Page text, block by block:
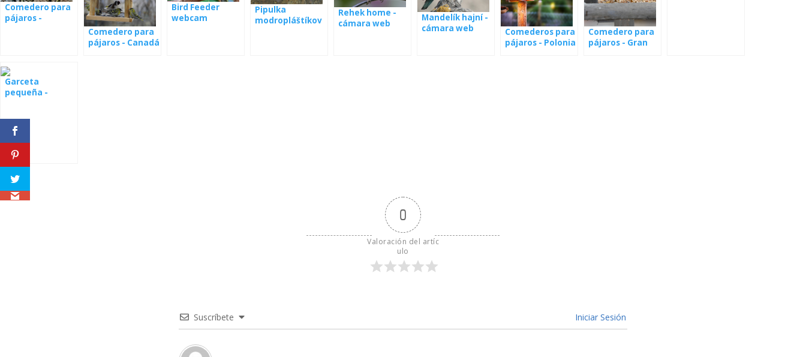
Comedero para
pájaros -
Comedero para
pájaros - Canadá
Bird Feeder
webcam
Pipulka
modropláštíkov
Rehek home -
cámara web
Mandelík hajní -
cámara web
Comederos para
pájaros - Polonia
Comedero para
pájaros - Gran
Garceta
pequeña -
0
Valoración del artíc
ulo
Suscríbete Iniciar Sesión